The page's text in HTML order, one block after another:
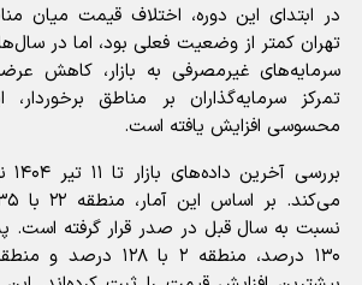
در ابتدای این دوره، اختلاف قیمت میان
تهران کمتر از وضعیت فعلی بود، اما در
سرمایه‌های غیرمصرفی به بازار، کاهش
تمرکز سرمایه‌گذاران بر مناطق
محسوسی افزایش یافته است.